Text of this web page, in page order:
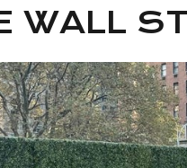
WALL